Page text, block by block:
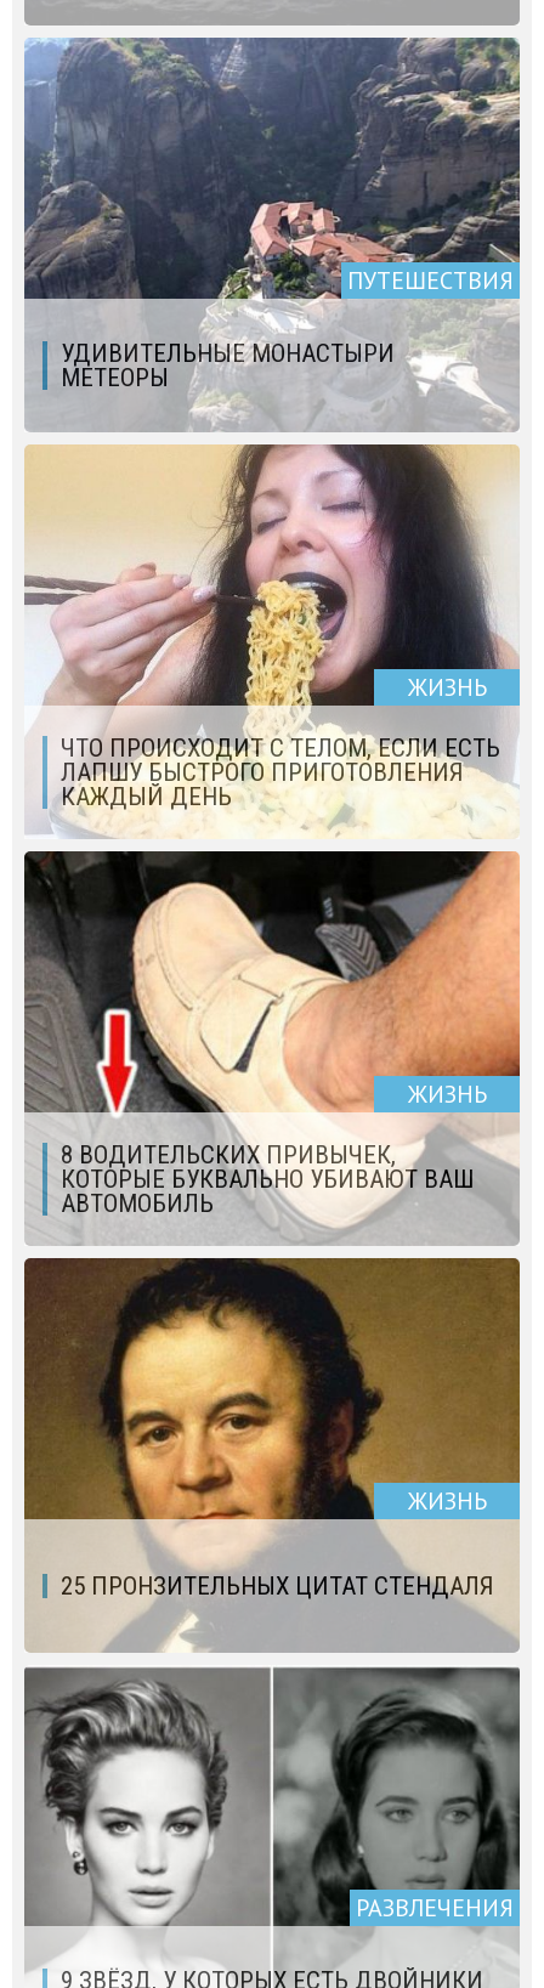
ПУТЕШЕСТВИЯ
УДИВИТЕЛЬНЫЕ МОНАСТЫРИ
МЕТЕОРЫ
ЖИЗНЬ
ЧТО ПРОИСХОДИТ С ТЕЛОМ, ЕСЛИ ЕСТЬ
ЛАПШУ БЫСТРОГО ПРИГОТОВЛЕНИЯ
КАЖДЫЙ ДЕНЬ
ЖИЗНЬ
8 ВОДИТЕЛЬСКИХ ПРИВЫЧЕК,
КОТОРЫЕ БУКВАЛЬНО УБИВАЮТ ВАШ
АВТОМОБИЛЬ
ЖИЗНЬ
25 ПРОНЗИТЕЛЬНЫХ ЦИТАТ СТЕНДАЛЯ
РАЗВЛЕЧЕНИЯ
9 ЗВЁЗД, У КОТОРЫХ ЕСТЬ ДВОЙНИКИ